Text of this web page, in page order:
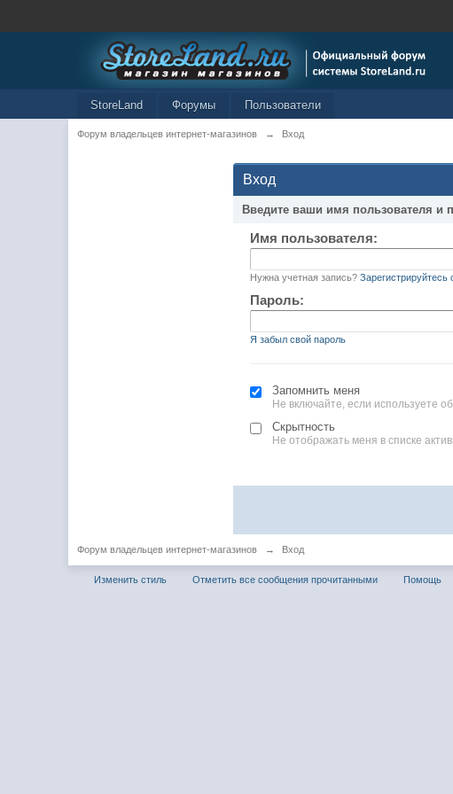
StoreLand Форумы Пользователи
Форум владельцев интернет-магазинов → Вход
Вход
Введите ваши имя пользователя и
Имя пользователя:
Нужна учетная запись? Зарегистрируйтесь
Пароль:
Я забыл свой пароль
Запомнить меня
Не включайте, если используете
Скрытность
Не отображать меня в списке
Форум владельцев интернет-магазинов → Вход
Изменить стиль Отметить все сообщения прочитанными Помощь